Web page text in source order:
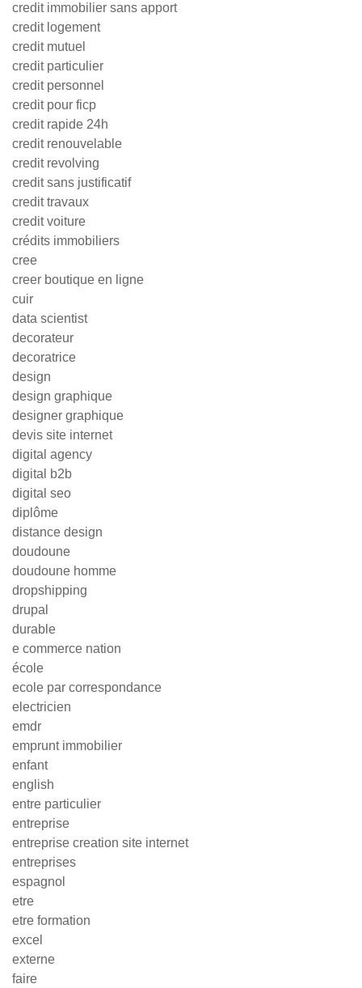
credit immobilier sans apport
credit logement
credit mutuel
credit particulier
credit personnel
credit pour ficp
credit rapide 24h
credit renouvelable
credit revolving
credit sans justificatif
credit travaux
credit voiture
crédits immobiliers
cree
creer boutique en ligne
cuir
data scientist
decorateur
decoratrice
design
design graphique
designer graphique
devis site internet
digital agency
digital b2b
digital seo
diplôme
distance design
doudoune
doudoune homme
dropshipping
drupal
durable
e commerce nation
école
ecole par correspondance
electricien
emdr
emprunt immobilier
enfant
english
entre particulier
entreprise
entreprise creation site internet
entreprises
espagnol
etre
etre formation
excel
externe
faire